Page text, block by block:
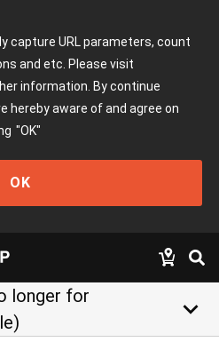
capture URL parameters, count
and etc. Please visit
information. By continue
hereby aware of and agree on
"OK"
OK
longer for
keyboard_arrow_down